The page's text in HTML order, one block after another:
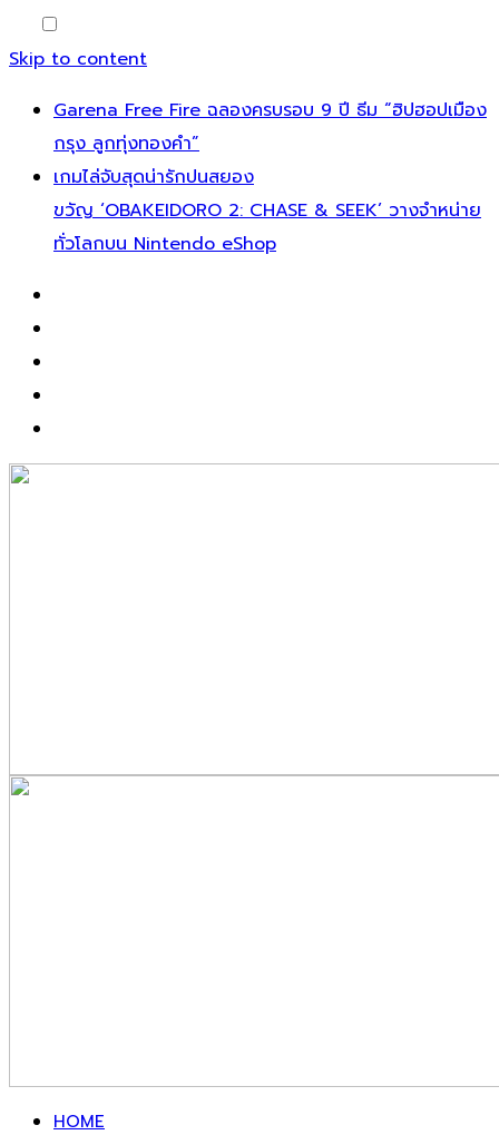
Skip to content
Garena Free Fire ฉลองครบรอบ 9 ปี ธีม “ฮิปฮอปเมือง
กรุง ลูกทุ่งทองคำ”
เกมไล่จับสุดน่ารักปนสยอง
ขวัญ ‘OBAKEIDORO 2: CHASE & SEEK’ วางจำหน่าย
ทั่วโลกบน Nintendo eShop
HOME